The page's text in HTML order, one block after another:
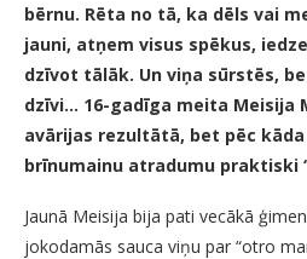
bērnu. Rēta no tā, ka dēls vai
jauni, atņem visus spēkus,
dzīvot tālāk. Un viņa sūrstēs,
dzīvi… 16-gadīga meita Meisija
avārijas rezultātā, bet pēc
brīnumainu atradumu praktiski
Jaunā Meisija bija pati vecākā
jokodamās sauca viņu par “otro